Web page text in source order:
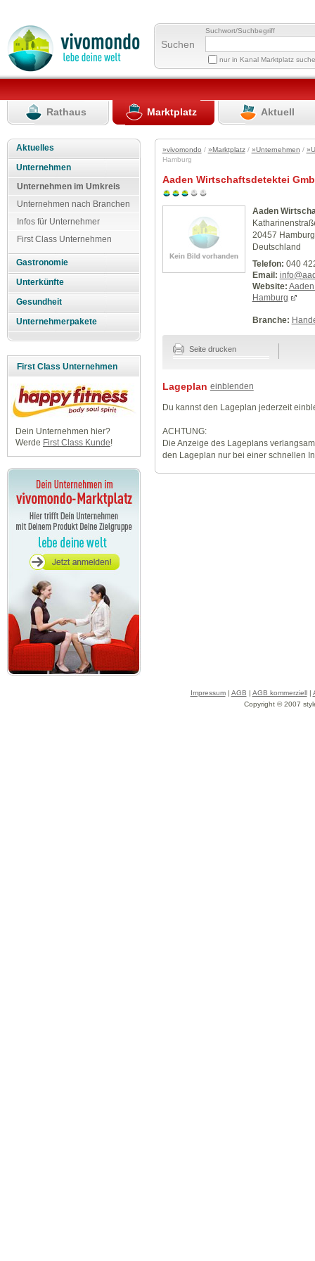
Suchen
Suchwort/Suchbegriff
nur in Kanal Marktplatz
Rathaus Marktplatz Aktuell
Aktuelles
Unternehmen
Unternehmen im Umkreis
Unternehmen nach Branchen
Infos für Unternehmer
First Class Unternehmen
Gastronomie
Unterkünfte
Gesundheit
Unternehmerpakete
First Class Unternehmen
Dein Unternehmen hier?
Werde First Class Kunde!
»vivomondo / »Marktplatz/ »Unternehmen /
Hamburg
Aaden Wirtschaftsdetektei
Aaden
20457 Hamburg
Deutschland
Telefon: 040
Email:
Website:
Hamburg
Branche:
Seite drucken
Lageplan einblenden
Du kannst den Lageplan jederzeit
ACHTUNG:
Die Anzeige des Lageplans
den Lageplan nur bei einer schnellen
Impressum| AGB | AGB kommerziell|
Copyright © 2007